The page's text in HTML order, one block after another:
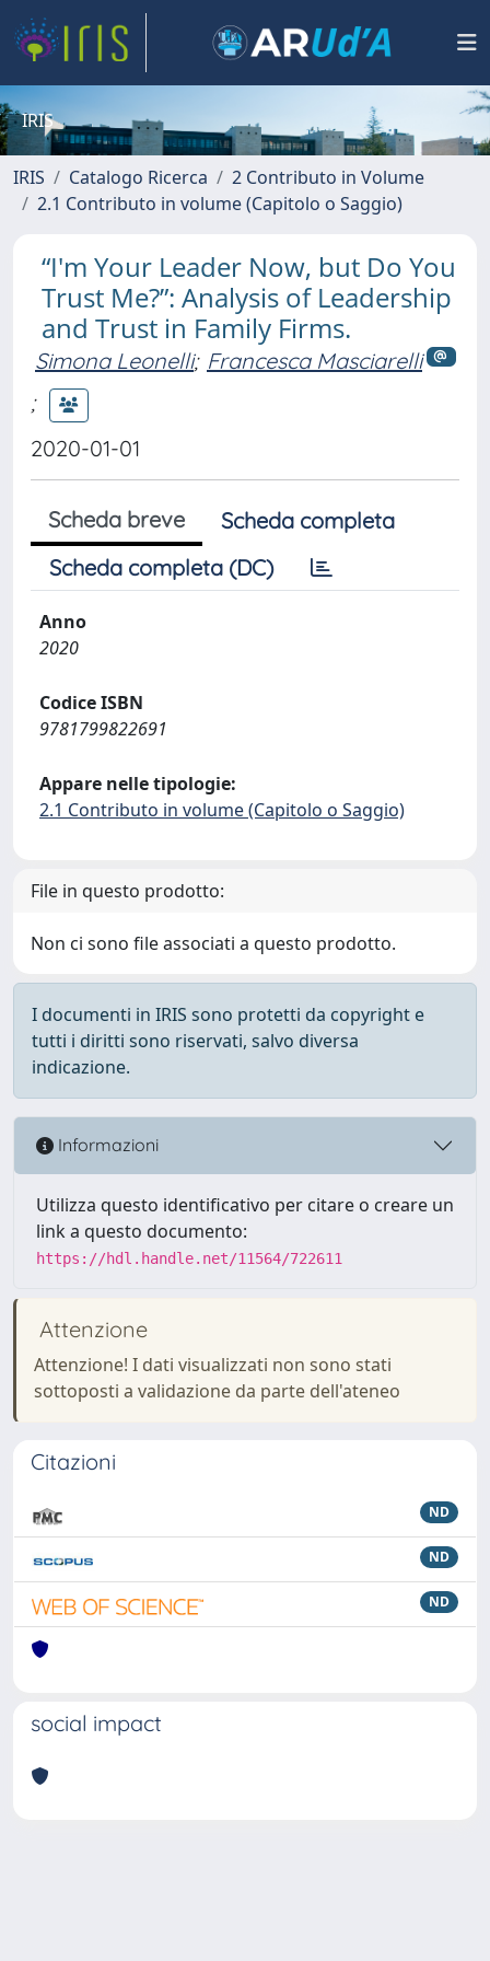
IRIS
IRIS Catalogo Ricerca
2 Contributo in Volume
2.1 Contributo in volume (Capitolo o Saggio)
“I'm Your Leader Now, but Do You
Trust Me?”: Analysis of Leadership
and Trust in Family Firms.
Simona Leonelli; Francesca Masciarelli
;
2020-01-01
Scheda breve
Scheda completa
Scheda completa (DC)
Anno
2020
Codice ISBN
9781799822691
Appare nelle tipologie:
2.1 Contributo in volume (Capitolo o Saggio)
File in questo prodotto:
Non ci sono file associati a questo prodotto.
I documenti in IRIS sono protetti da copyright e
tutti i diritti sono riservati, salvo diversa
indicazione.
Informazioni
Utilizza questo identificativo per citare o creare un
link a questo documento:
https://hdl.handle.net/11564/722611
Attenzione
Attenzione! I dati visualizzati non sono stati
sottoposti a validazione da parte dell'ateneo
Citazioni
ND
ND
ND
social impact